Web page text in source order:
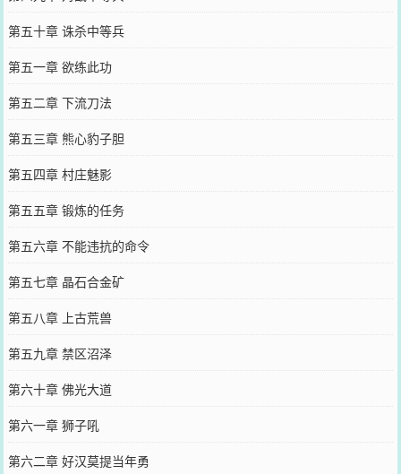
第五十章 诛杀中等兵
第五一章 欲练此功
第五二章 下流刀法
第五三章 熊心豹子胆
第五四章 村庄魅影
第五五章 锻炼的任务
第五六章 不能违抗的命令
第五七章 晶石合金矿
第五八章 上古荒兽
第五九章 禁区沼泽
第六十章 佛光大道
第六一章 狮子吼
第六二章 好汉莫提当年勇